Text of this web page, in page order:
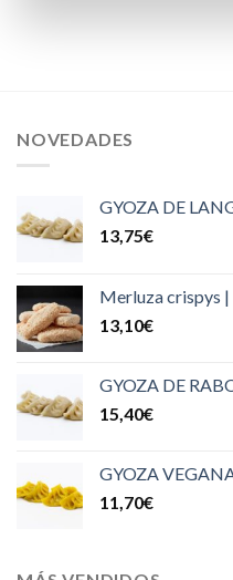
NOVEDADES
GYOZA DE
13,75€
Merluza crispys |
13,10€
GYOZA DE
15,40€
GYOZA
11,70€